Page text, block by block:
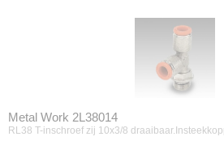
Metal Work 2L38014
RL38 T-inschroef zij 10x3/8